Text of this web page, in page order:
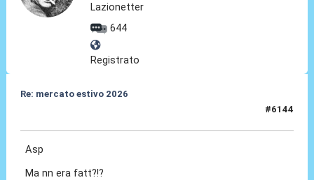
Lazionetter
644
Registrato
Re: mercato estivo 2026
#6144
Asp
Ma nn era fatt?!?